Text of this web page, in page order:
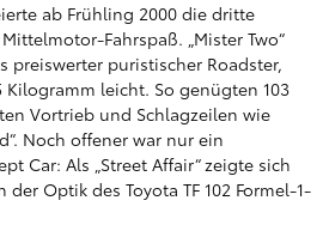
ab Frühling 2000 die dritte
Fahrspaß. „Mister Two“
preiswerter puristischer Roadster,
Kilogramm leicht. So genügten 103
Vortrieb und Schlagzeilen wie
Noch offener war nur ein
Car: Als „Street Affair“ zeigte sich
der Optik des Toyota TF 102 Formel-1-